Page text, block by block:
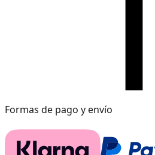
Formas de pago y envío